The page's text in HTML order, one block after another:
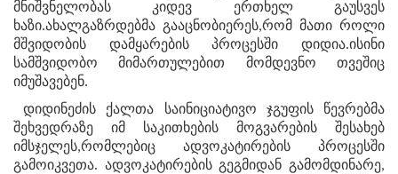
მნიშვნელობას კიდევ ერთხელ გაუსვეს
ხაზი.ახალგაზრდებმა გააცნობიერეს,რომ მათი როლი
მშვიდობის დამყარების პროცესში დიდია.ისინი
სამშვიდობო მიმართულებით მომდევნო თვეშიც
იმუშავებენ.
დიდინეძის ქალთა საინიციატივო ჯგუფის წევრებმა
შეხვედრაზე იმ საკითხების მოგვარების შესახებ
იმსჯელეს,რომლებიც ადვოკატირების პროცესში
გამოიკვეთა. ადვოკატირების გეგმიდან გამომდინარე,